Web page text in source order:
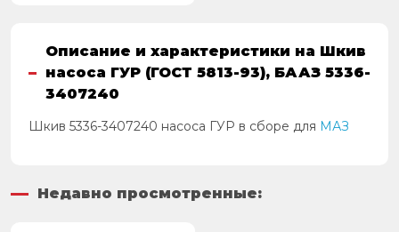
Описание и характеристики на Шкив
насоса ГУР (ГОСТ 5813-93), БААЗ 5336-
3407240
Шкив 5336-3407240 насоса ГУР в сборе для МАЗ
Недавно просмотренные: